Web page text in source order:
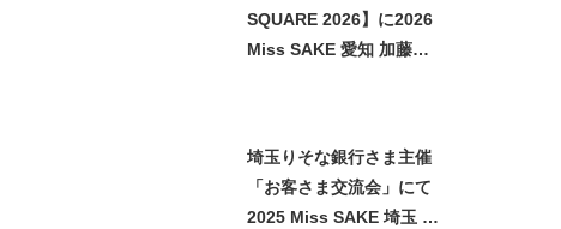
SQUARE 2026】に2026
Miss SAKE 愛知 加藤七
埼玉りそな銀行さま主催
「お客さま交流会」にて
2025 Miss SAKE 埼玉 石